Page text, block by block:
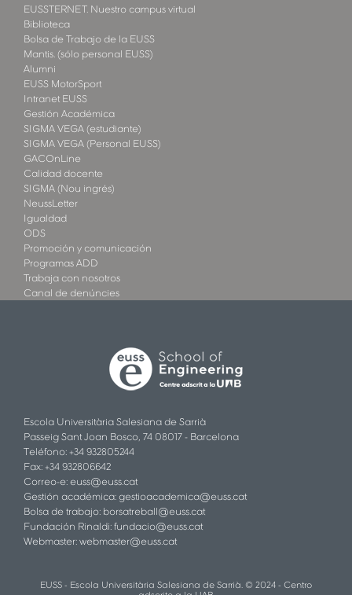
EUSSTERNET. Nuestro campus virtual
Biblioteca
Bolsa de Trabajo de la EUSS
Mantis. (sólo personal EUSS)
Alumni
EUSS MotorSport
Intranet EUSS
Gestión Académica
SIGMA VEGA (estudiante)
SIGMA VEGA (Personal EUSS)
GACOnLine
Calidad docente
SIGMA (Nou ingrés)
NeussLetter
Igualdad
ODS
Promoción y comunicación
Programas ADD
Trabaja con nosotros
Canal de denúncies
Escola Universitària Salesiana de Sarrià
Passeig Sant Joan Bosco, 74 08017 - Barcelona
Teléfono: +34 932805244
Fax: +34 932806642
Correo-e: euss@euss.cat
Gestión académica: gestioacademica@euss.cat
Bolsa de trabajo: borsatreball@euss.cat
Fundación Rinaldi: fundacio@euss.cat
Webmaster: webmaster@euss.cat
EUSS - Escola Universitària Salesiana de Sarrià. © 2024 - Centro